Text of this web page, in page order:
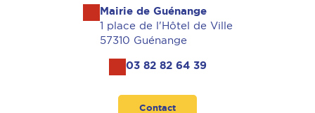
Mairie de Guénange
1 place de l'Hôtel de Ville
57310 Guénange
03 82 82 64 39
Contact